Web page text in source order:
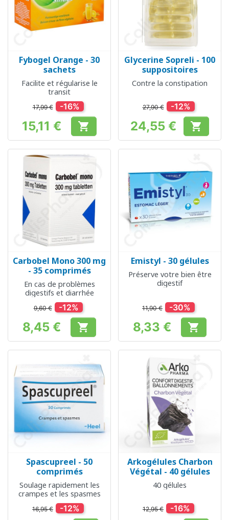
Fybogel Orange - 30
sachets
Facilite et régularise le
transit
17,99 € -16%
Prix
15,11 € 
Glycerine Sopreli - 100
suppositoires
Contre la constipation
27,90 € -12%
Prix
24,55 € 
Carbobel Mono 300 mg
- 35 comprimés
En cas de problèmes
digestifs et diarrhée
9,60 € -12%
Prix
8,45 € 
Emistyl - 30 gélules
Préserve votre bien être
digestif
11,90 € -30%
Prix
8,33 € 
Spascupreel - 50
comprimés
Soulage rapidement les
crampes et les spasmes
16,95 € -12%
Arkogélules Charbon
Végétal - 40 gélules
40 gélules
12,95 € -16%